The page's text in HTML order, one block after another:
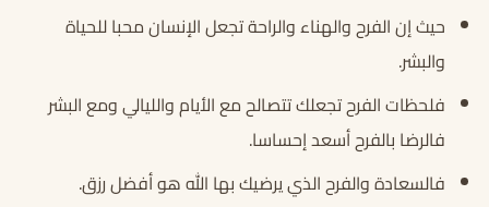
حيث إن الفرح والهناء والراحة تجعل الإنسان محبا للحياة
والبشر.
فلحظات الفرح تجعلك تتصالح مع الأيام والليالي ومع البشر
فالرضا بالفرح أسعد إحساسا.
فالسعادة والفرح الذي يرضيك بها الله هو أفضل رزق.